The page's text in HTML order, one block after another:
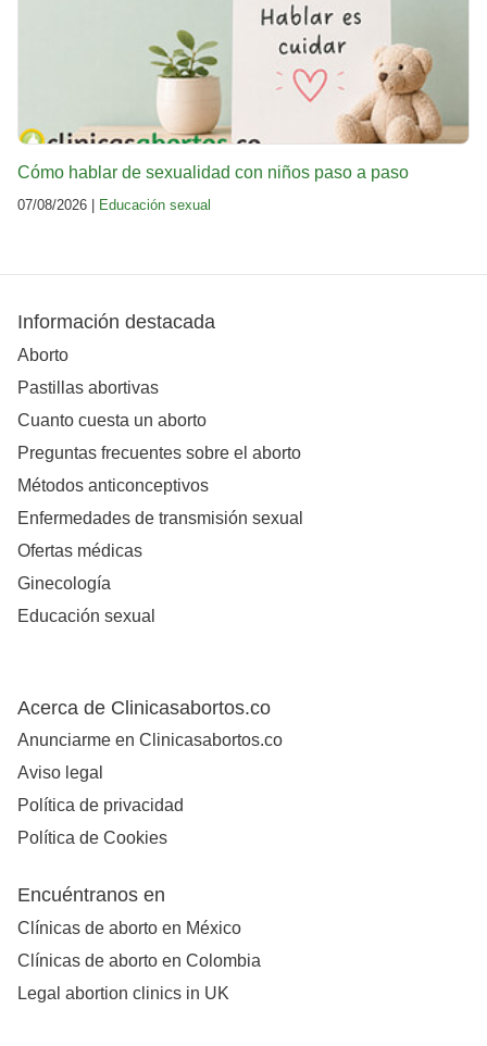
Cómo hablar de sexualidad con niños paso a paso
07/08/2026 | Educación sexual
Información destacada
Aborto
Pastillas abortivas
Cuanto cuesta un aborto
Preguntas frecuentes sobre el aborto
Métodos anticonceptivos
Enfermedades de transmisión sexual
Ofertas médicas
Ginecología
Educación sexual
Acerca de Clinicasabortos.co
Anunciarme en Clinicasabortos.co
Aviso legal
Política de privacidad
Política de Cookies
Encuéntranos en
Clínicas de aborto en México
Clínicas de aborto en Colombia
Legal abortion clinics in UK